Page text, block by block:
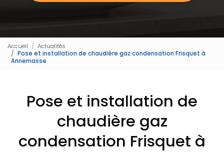
Accueil
Actualités
Pose et installation de chaudière gaz condensation Frisquet à
Annemasse
Pose et installation de
chaudière gaz
condensation Frisquet à